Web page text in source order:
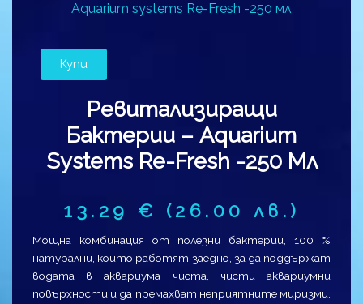
Aquarium systems Re-Fresh -250 мл
Купи
Ревитализиращи
Бактерии – Aquarium
Systems Re-Fresh -250 Мл
13.29€ (26.00 лв.)
Мощна комбинация от полезни бактерии, 100 %
натурални, които работят заедно, за да поддържат
водата в аквариума чиста, чисти аквариумни
повърхности и да премахват неприятните миризми.